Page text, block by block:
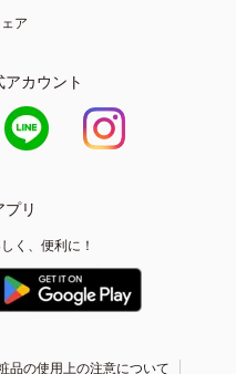
ア
アカウント
リ
く、便利に！
品の使用上の注意について